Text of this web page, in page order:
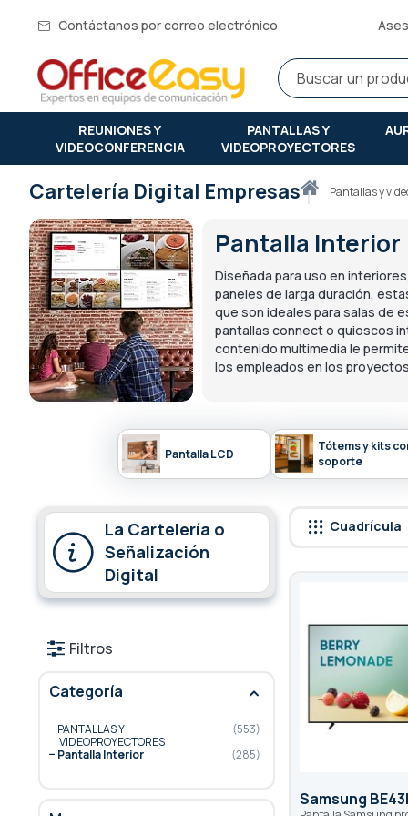
Contáctanos por correo electrónico
REUNIONES Y
VIDEOCONFERENCIA
PANTALLAS Y
VIDEOPROYECTORES
Iniciopantallas y
Cartelería Digital Empresas
Pantalla Interior
Diseñada para uso en
paneles de larga duración,
que son ideales para salas de
pantallas connect o quioscos
contenido multimedia le
los empleados en los
Pantalla LCD
Tótems y kits
soporte
Cuadrícula
Samsung
La Cartelería o
Señalización
Digital
Filtros
Categoría
PANTALLAS Y
VIDEOPROYECTORES
553
Pantalla Interior
285